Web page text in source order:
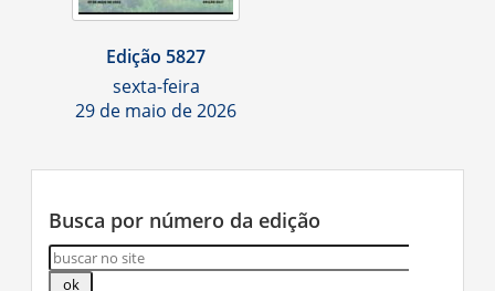
Edição 5827
sexta-feira
29 de maio de 2026
Busca por número da edição